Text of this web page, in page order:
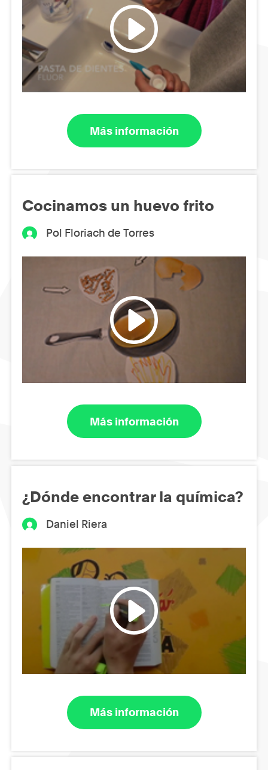
Más información
Cocinamos un huevo frito
Pol Floriach de Torres
Más información
¿Dónde encontrar la química?
Daniel Riera
Más información